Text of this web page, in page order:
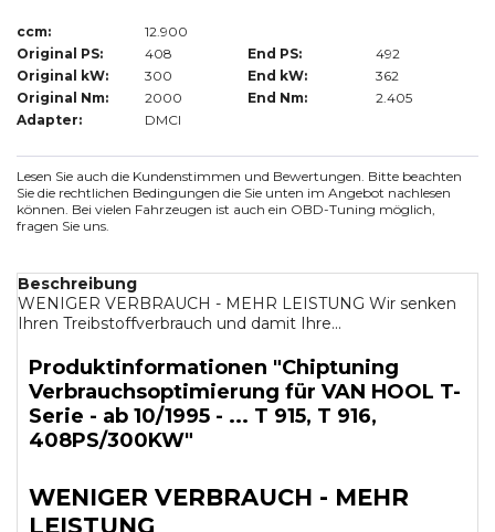
ccm:
12.900
Original PS:
408 End PS:
492
Original kW:
300 End kW:
362
Original Nm:
2000 End Nm:
2.405
Adapter:
DMCI
Lesen Sie auch die Kundenstimmen und Bewertungen. Bitte beachten
Sie die rechtlichen Bedingungen die Sie unten im Angebot nachlesen
können. Bei vielen Fahrzeugen ist auch ein OBD-Tuning möglich,
fragen Sie uns.
Beschreibung
WENIGER VERBRAUCH - MEHR LEISTUNG Wir senken
Ihren Treibstoffverbrauch und damit Ihre...
Produktinformationen "Chiptuning
Verbrauchsoptimierung für VAN HOOL T-
Serie - ab 10/1995 - ... T 915, T 916,
408PS/300KW"
WENIGER VERBRAUCH - MEHR
LEISTUNG